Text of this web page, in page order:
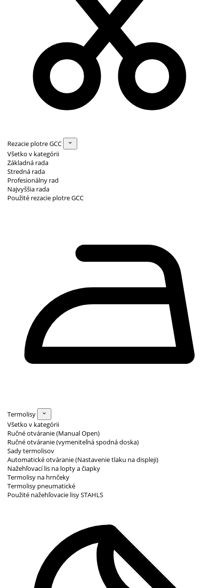
Rezacie plotre GCC
Všetko v kategórii
Základná rada
Stredná rada
Profesionálny rad
Najvyššia rada
Použité rezacie plotre GCC
Termolisy
Všetko v kategórii
Ručné otváranie (Manual Open)
Ručné otváranie (vymeniteľná spodná doska)
Sady termolisov
Automatické otváranie (Nastavenie tlaku na displeji)
Nažehľovací lis na lopty a čiapky
Termolisy na hrnčeky
Termolisy pneumatické
Použité nažehľovacie lisy STAHLS